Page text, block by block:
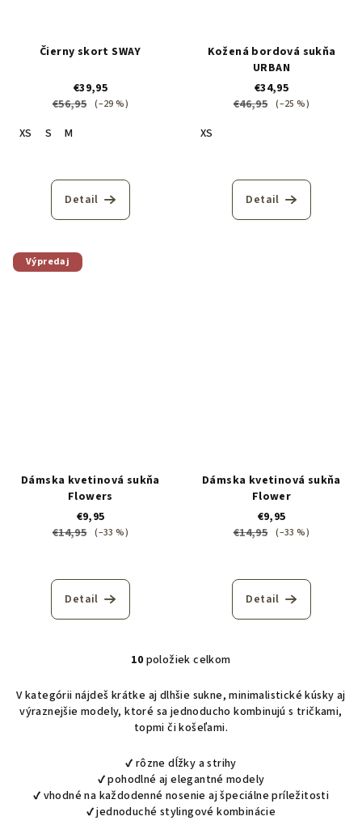
Čierny skort SWAY
€39,95
€56,95 (–29 %)
XS S M
Detail
Kožená bordová sukňa
URBAN
€34,95
€46,95 (–25 %)
XS
Detail
Výpredaj
Dámska kvetinová sukňa
Flowers
€9,95
€14,95 (–33 %)
Detail
Dámska kvetinová sukňa
Flower
€9,95
€14,95 (–33 %)
Detail
O
v
l
á
a
c
i
e
10 položiek celkom
V kategórii nájdeš krátke aj dlhšie sukne, minimalistické kúsky aj
výraznejšie modely, ktoré sa jednoducho kombinujú s tričkami,
topmi či košeľami.
✔ rôzne dĺžky a strihy
✔ pohodlné aj elegantné modely
✔ vhodné na každodenné nosenie aj špeciálne príležitosti
✔ jednoduché stylingové kombinácie